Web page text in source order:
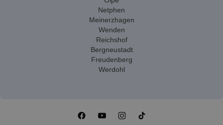
Netphen
Meinerzhagen
Wenden
Reichshof
Bergneustadt
Freudenberg
Werdohl